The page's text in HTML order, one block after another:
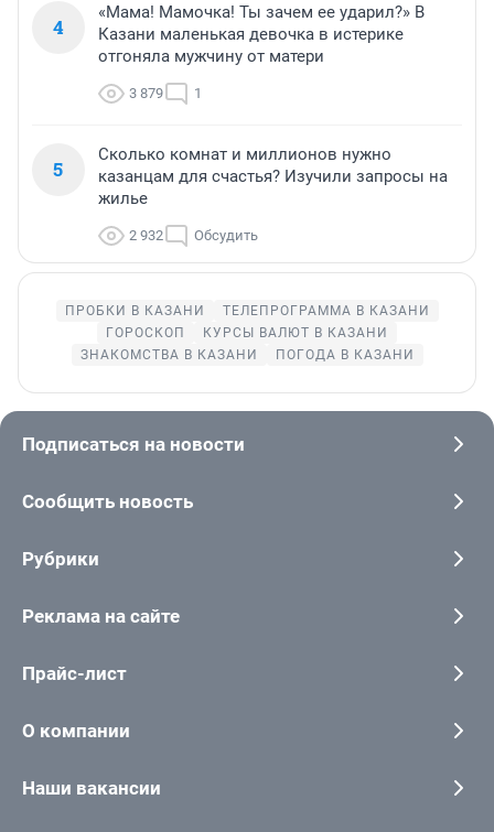
4
«Мама! Мамочка! Ты зачем ее ударил?» В
Казани маленькая девочка в истерике
отгоняла мужчину от матери
3 879 1
5
Сколько комнат и миллионов нужно
казанцам для счастья? Изучили запросы на
жилье
2 932 Обсудить
ПРОБКИ В КАЗАНИ
ТЕЛЕПРОГРАММА В КАЗАНИ
ГОРОСКОП
КУРСЫ ВАЛЮТ В КАЗАНИ
ЗНАКОМСТВА В КАЗАНИ
ПОГОДА В КАЗАНИ
Подписаться на новости
Сообщить новость
Рубрики
Реклама на сайте
Прайс-лист
О компании
Наши вакансии